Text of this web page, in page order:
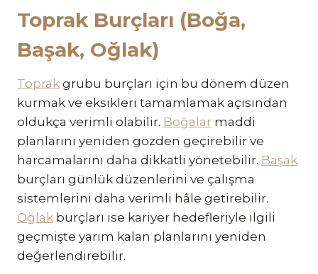
Toprak Burçları (Boğa,
Başak, Oğlak)
Toprak grubu burçları için bu dönem düzen
kurmak ve eksikleri tamamlamak açısından
oldukça verimli olabilir. Boğalar maddi
planlarını yeniden gözden geçirebilir ve
harcamalarını daha dikkatli yönetebilir. Başak
burçları günlük düzenlerini ve çalışma
sistemlerini daha verimli hâle getirebilir.
Oğ lak burçları ise kariyer hedefleriyle ilgili
geçmişte yarım kalan planlarını yeniden
değerlendirebilir.